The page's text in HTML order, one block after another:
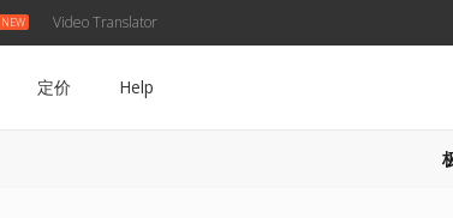
Video Translator
定价 Help